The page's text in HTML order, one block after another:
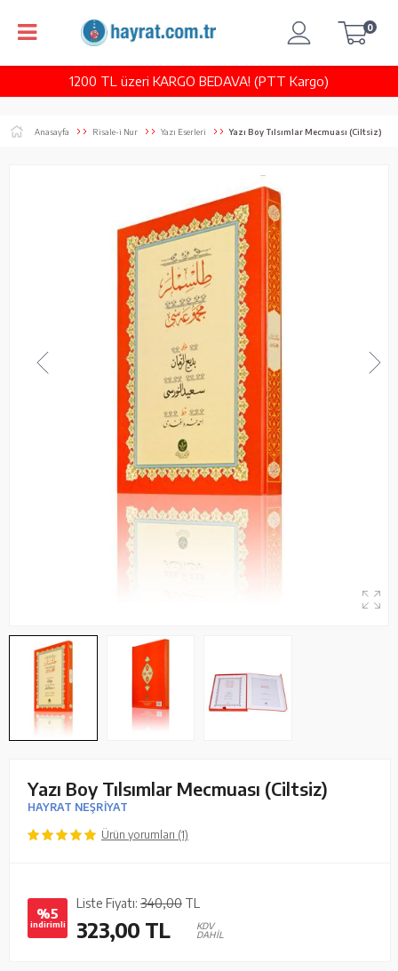
1200 TL üzeri KARGO BEDAVA! (PTT Kargo)
0
Anasayfa Risale-i Nur Yazı Eserleri Yazı Boy Tılsımlar Mecmuası (Ciltsiz)
Yazı Boy Tılsımlar Mecmuası (Ciltsiz)
HAYRAT NEŞRİYAT
Ürün yorumları (1)
%5
indirimli
Liste Fiyatı: 340,00 TL
323,00 TL
KDV
DAHİL